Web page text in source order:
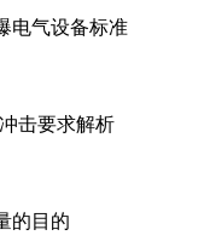
电气设备标准
击要求解析
的目的